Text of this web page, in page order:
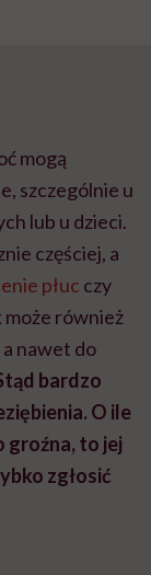
mogą
szczególnie u
lub u dzieci.
częściej, a
płuc czy
może również
nawet do
bardzo
O ile
groźna, to jej
zgłosić